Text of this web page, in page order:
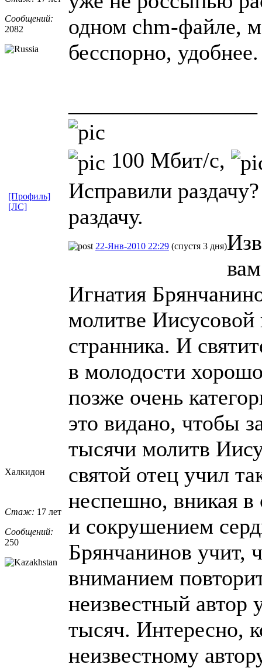
Сообщений:
2082
одном chm-файле,
бесспорно, удобнее.
100 Мбит/с,
Исправили
раздачу.
[Профиль]
[ЛС]
Халкидон
Стаж: 17 лет
Сообщений:
250
22-Янв-2010 22:29 (спустя 3 дня)
Игнатия
молитве Иисусовой
странника. И
в молодости
позже очень
это видано, чтобы
тысячи молитв
святой отец учил
неспешно, вникая
и сокрушением
Брянчанинов учит,
вниманием
неизвестный автор
тысяч. Интересно,
неизвестному